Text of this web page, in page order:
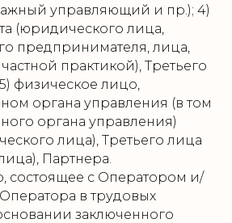
управляющий и пр.); 4)
(юридического лица,
предпринимателя, лица,
практикой), Третьего
физическое лицо,
органа управления (в том
органа управления)
лица), Третьего лица
Партнера.
состоящее с Оператором и/
в трудовых
заключенного